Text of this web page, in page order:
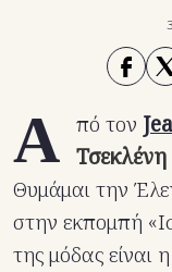
Α πό τον
Τσεκλένη
Θυμάμαι την
στην εκπομπή
της μόδας είναι